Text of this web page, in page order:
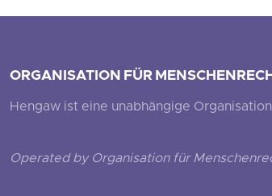
ORGANISATION FÜR
Hengaw ist eine unabhängige
Operated by Organisation für